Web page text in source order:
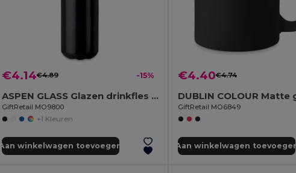
€4.14€4.89 -15%
ASPEN GLASS Glazen drinkfles 650ml
GiftRetail MO9800
+1 Kleuren
Aan winkelwagen toevoegen
€4.40€4.74
GiftRetail MO6849
Aan winkelwagen toevoegen